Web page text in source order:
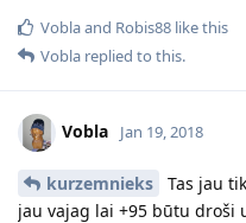
Voblaand Robis88 like this
Vobla replied to this.
Vobla Jan 19, 2018
kurzemnieks
Tas jau
jau vajag lai +95 būtu droši